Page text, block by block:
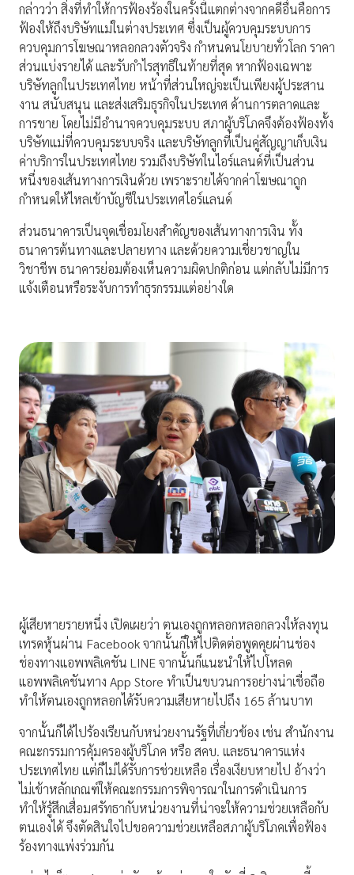
กล่าวว่า สิ่งที่ทำให้การฟ้องร้องในครั้งนี้แตกต่างจากคดีอื่นคือการ
ฟ้องให้ถึงบริษัทแม่ในต่างประเทศ ซึ่งเป็นผู้ควบคุมระบบการ
ควบคุมการโฆษณาหลอกลวงตัวจริง กำหนดนโยบายทั่วโลก ราคา
ส่วนแบ่งรายได้ และรับกำไรสุทธิในท้ายที่สุด หากฟ้องเฉพาะ
บริษัทลูกในประเทศไทย หน้าที่ส่วนใหญ่จะเป็นเพียงผู้ประสาน
งาน สนับสนุน และส่งเสริมธุรกิจในประเทศ ด้านการตลาดและ
การขาย โดยไม่มีอำนาจควบคุมระบบ สภาผู้บริโภคจึงต้องฟ้องทั้ง
บริษัทแม่ที่ควบคุมระบบจริง และบริษัทลูกที่เป็นคู่สัญญาเก็บเงิน
ค่าบริการในประเทศไทย รวมถึงบริษัทในไอร์แลนด์ที่เป็นส่วน
หนึ่งของเส้นทางการเงินด้วย เพราะรายได้จากค่าโฆษณาถูก
กำหนดให้ไหลเข้าบัญชีในประเทศไอร์แลนด์
ส่วนธนาคารเป็นจุดเชื่อมโยงสำคัญของเส้นทางการเงิน ทั้ง
ธนาคารต้นทางและปลายทาง และด้วยความเชี่ยวชาญใน
วิชาชีพ ธนาคารย่อมต้องเห็นความผิดปกติก่อน แต่กลับไม่มีการ
แจ้งเตือนหรือระงับการทำธุรกรรมแต่อย่างใด
ผู้เสียหายรายหนึ่ง เปิดเผยว่า ตนเองถูกหลอกหลอกลวงให้ลงทุน
เทรดหุ้นผ่าน Facebook จากนั้นก็ให้ไปติดต่อพูดคุยผ่านช่อง
ช่องทางแอพพลิเคชัน LINE จากนั้นก็แนะนำให้ไปโหลด
แอพพลิเคชันทาง App Store ทำเป็นขบวนการอย่างน่าเชื่อถือ
ทำให้ตนเองถูกหลอกได้รับความเสียหายไปถึง 165 ล้านบาท
จากนั้นก็ได้ไปร้องเรียนกับหน่วยงานรัฐที่เกี่ยวข้อง เช่น สำนักงาน
คณะกรรมการคุ้มครองผู้บริโภค หรือ สคบ. และธนาคารแห่ง
ประเทศไทย แต่ก็ไม่ได้รับการช่วยเหลือ เรื่องเงียบหายไป อ้างว่า
ไม่เข้าหลักเกณฑ์ให้คณะกรรมการพิจารณาในการดำเนินการ
ทำให้รู้สึกเสื่อมศรัทธากับหน่วยงานที่น่าจะให้ความช่วยเหลือกับ
ตนเองได้ จึงตัดสินใจไปขอความช่วยเหลือสภาผู้บริโภคเพื่อฟ้อง
ร้องทางแพ่งร่วมกัน